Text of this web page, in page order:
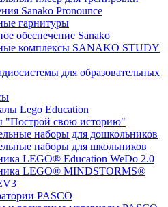
Sanako Pronounce
гарнитуры
обеспечение Sanako
комплексы SANAKO STUDY
для образовательных
Lego Education
"Построй свою историю"
наборы для дошкольников
наборы для школьников
LEGO® Education WeDo 2.0
LEGO® MINDSTORMS®
PASCO